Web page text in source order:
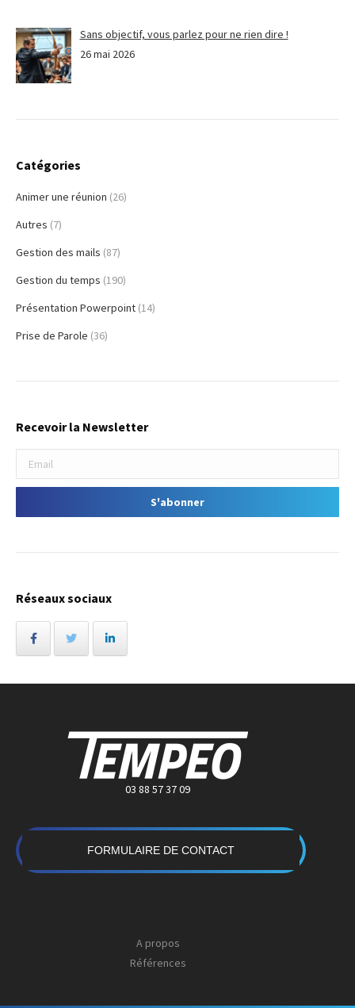
Sans objectif, vous parlez pour ne rien dire !
26 mai 2026
Catégories
Animer une réunion (26)
Autres (7)
Gestion des mails (87)
Gestion du temps (190)
Présentation Powerpoint (14)
Prise de Parole (36)
Recevoir la Newsletter
Réseaux sociaux
03 88 57 37 09
FORMULAIRE DE CONTACT
A propos
Références